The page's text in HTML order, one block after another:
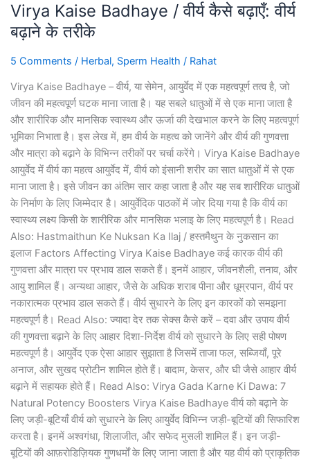
Virya Kaise Badhaye / वीर्य कैसे बढ़ाएँ: वीर्य
बढ़ाने के तरीके
5 Comments / Herbal, Sperm Health / Rahat
Virya Kaise Badhaye – वीर्य, या सेमेन, आयुर्वेद में एक महत्वपूर्ण तत्व है, जो
जीवन की महत्वपूर्ण घटक माना जाता है। यह सबले धातुओं में से एक माना जाता है
और शारीरिक और मानसिक स्वास्थ्य और ऊर्जा की देखभाल करने के लिए महत्वपूर्ण
भूमिका निभाता है। इस लेख में, हम वीर्य के महत्व को जानेंगे और वीर्य की गुणवत्ता
और मात्रा को बढ़ाने के विभिन्न तरीकों पर चर्चा करेंगे। Virya Kaise Badhaye
आयुर्वेद में वीर्य का महत्व आयुर्वेद में, वीर्य को इंसानी शरीर का सात धातुओं में से एक
माना जाता है। इसे जीवन का अंतिम सार कहा जाता है और यह सब शारीरिक धातुओं
के निर्माण के लिए जिम्मेदार है। आयुर्वेदिक पाठकों में जोर दिया गया है कि वीर्य का
स्वास्थ्य लक्ष्य किसी के शारीरिक और मानसिक भलाइ के लिए महत्वपूर्ण है। Read
Also: Hastmaithun Ke Nuksan Ka Ilaj / हस्तमैथुन के नुकसान का
इलाज Factors Affecting Virya Kaise Badhaye कई कारक वीर्य की
गुणवत्ता और मात्रा पर प्रभाव डाल सकते हैं। इनमें आहार, जीवनशैली, तनाव, और
आयु शामिल हैं। अन्यथा आहार, जैसे के अधिक शराब पीना और धूम्रपान, वीर्य पर
नकारात्मक प्रभाव डाल सकते हैं। वीर्य सुधारने के लिए इन कारकों को समझना
महत्वपूर्ण है। Read Also: ज्यादा देर तक सेक्स कैसे करें – दवा और उपाय वीर्य
की गुणवत्ता बढ़ाने के लिए आहार दिशा-निर्देश वीर्य को सुधारने के लिए सही पोषण
महत्वपूर्ण है। आयुर्वेद एक ऐसा आहार सुझाता है जिसमें ताजा फल, सब्जियाँ, पूरे
अनाज, और सुखद प्रोटीन शामिल होते हैं। बादाम, केसर, और घी जैसे आहार वीर्य
बढ़ाने में सहायक होते हैं। Read Also: Virya Gada Karne Ki Dawa: 7
Natural Potency Boosters Virya Kaise Badhaye वीर्य को बढ़ाने के
लिए जड़ी-बूटियाँ वीर्य को सुधारने के लिए आयुर्वेद विभिन्न जड़ी-बूटियों की सिफारिश
करता है। इनमें अश्वगंधा, शिलाजीत, और सफेद मुसली शामिल हैं। इन जड़ी-
बूटियों की आफ़रोडिज़ियक गुणधर्मों के लिए जाना जाता है और यह वीर्य को प्राकृतिक